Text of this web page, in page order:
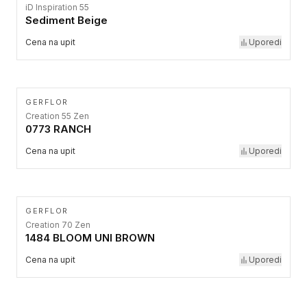
iD Inspiration 55
Sediment Beige
Cena na upit Uporedi
GERFLOR
Creation 55 Zen
0773 RANCH
Cena na upit Uporedi
GERFLOR
Creation 70 Zen
1484 BLOOM UNI BROWN
Cena na upit Uporedi